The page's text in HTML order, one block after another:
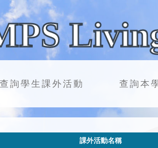
查詢學生課外活動 查詢本
課外活動名稱